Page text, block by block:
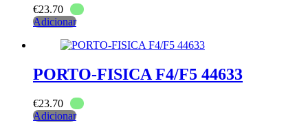
€23.70
Adicionar
PORTO-FISICA F4/F5 44633
€23.70
Adicionar